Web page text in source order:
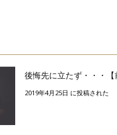
後悔先に立たず・・・【
2019年4月25日 に投稿された